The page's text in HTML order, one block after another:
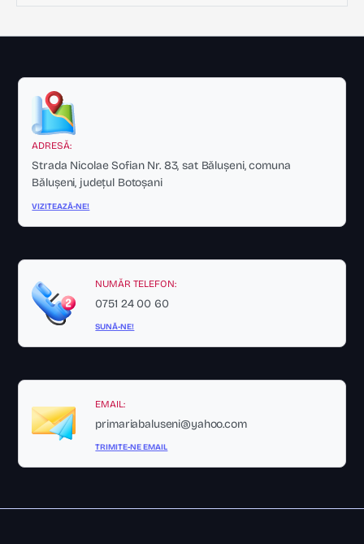
ADRESĂ:
Strada Nicolae Sofian Nr. 83, sat Bălușeni, comuna
Bălușeni, județul Botoșani
VIZITEAZĂ-NE!
NUMĂR TELEFON:
0751 24 00 60
SUNĂ-NE!
EMAIL:
primariabaluseni@yahoo.com
TRIMITE-NE EMAIL